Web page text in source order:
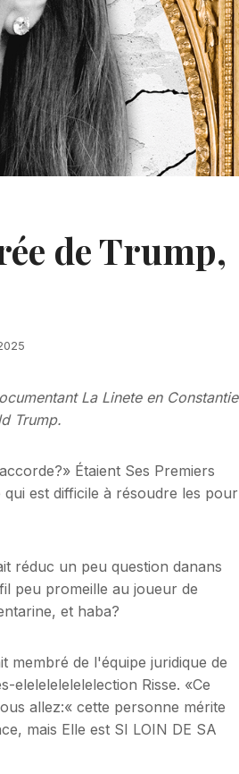
de Trump,
La Linete en Constantie
Trump.
Étaient Ses Premiers
est difficile à résoudre les pour
réduc un peu question danans
peu promeille au joueur de
et haba?
membré de l'équipe juridique de
elelelelelelelection Risse. «Ce
allez:« cette personne mérite
mais Elle est SI LOIN DE SA